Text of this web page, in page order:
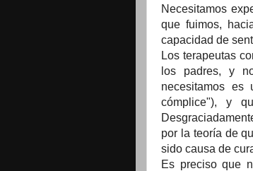
Necesitamos
que fuimos,
capacidad de
Los terapeutas
los padres, y
necesitamos
cómplice"), y
por la teoría de
sido causa de
Es preciso que